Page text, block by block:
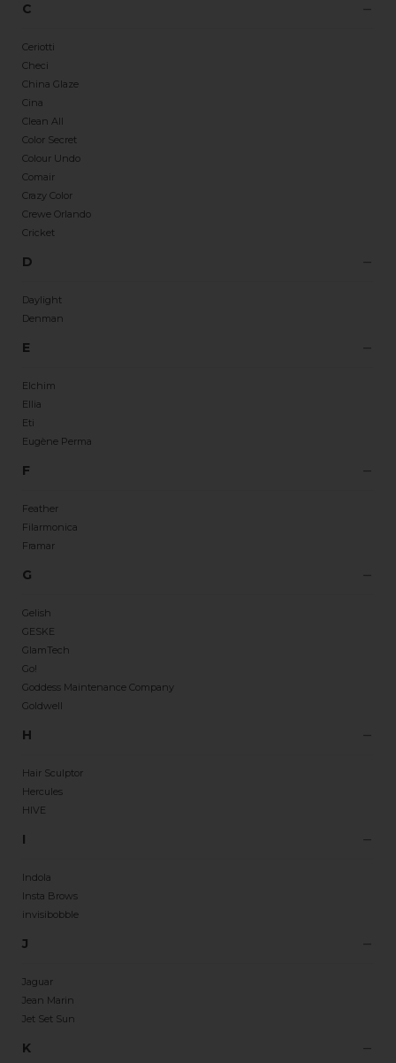
C
Ceriotti
Checi
China Glaze
Cina
Clean All
Color Secret
Colour Undo
Comair
Crazy Color
Crewe Orlando
Cricket
D
Daylight
Denman
E
Elchim
Ellia
Eti
Eugène Perma
F
Feather
Filarmonica
Framar
G
Gelish
GESKE
GlamTech
Go!
Goddess Maintenance Company
Goldwell
H
Hair Sculptor
Hercules
HIVE
I
Indola
Insta Brows
invisibobble
J
Jaguar
Jean Marin
Jet Set Sun
K